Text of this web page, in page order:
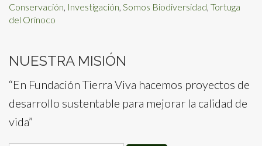
Conservación Investigación Somos Biodiversidad Tortuga
del Orinoco
NUESTRA MISIÓN
“En Fundación Tierra Viva hacemos proyectos de
desarrollo sustentable para mejorar la calidad de
vida”